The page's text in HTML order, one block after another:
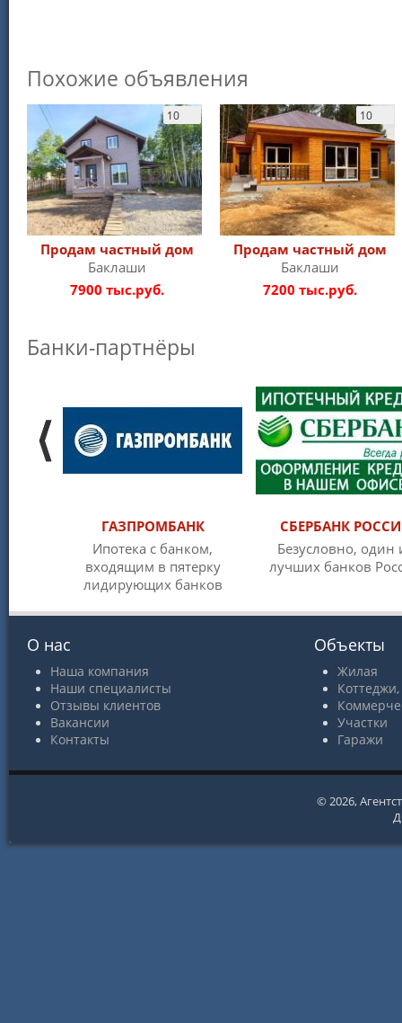
Похожие объявления
10
Продам частный дом
Баклаши
7900 тыс.руб.
10
Продам частный дом
Баклаши
7200 тыс.руб.
Банки-партнёры
ГАЗПРОМБАНК
Ипотека с банком,
входящим в пятерку
лидирующих банков
СБЕРБАНК
Безусловно, один
лучших банков
О нас
Наша компания
Наши специалисты
Отзывы клиентов
Вакансии
Контакты
Объекты
Жилая
Участки
Гаражи
© 2026,